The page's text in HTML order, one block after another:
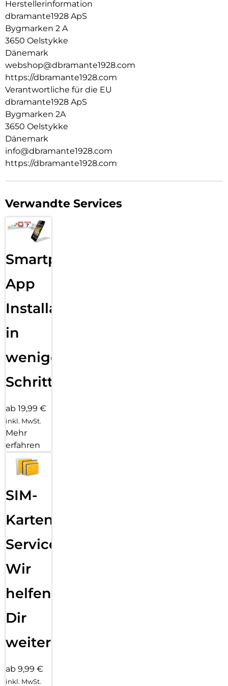
Herstellerinformation
dbramante1928 ApS
Bygmarken 2 A
3650 Oelstykke
Dänemark
webshop@dbramante1928.com
https://dbramante1928.com
Verantwortliche für die EU
dbramante1928 ApS
Bygmarken 2A
3650 Oelstykke
Dänemark
info@dbramante1928.com
https://dbramante1928.com
Verwandte Services
Smartphone
App
Installation
in
wenigen
Schritten
ab 19,99 €
inkl. MwSt.
Mehr
erfahren
SIM-
Karten
Service:
Wir
helfen
Dir
weiter
ab 9,99 €
inkl. MwSt.